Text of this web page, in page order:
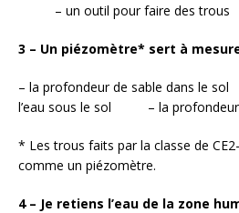
– un outil pour faire des trous
3 – Un piézomètre* sert à
– la profondeur de sable dans le
l’eau sous le sol – la profondeur
* Les trous faits par la classe de
comme un piézomètre.
4 – Je retiens l’eau de la zone